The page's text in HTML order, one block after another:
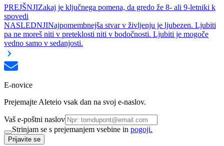
PREJŠNJIZakaj je ključnega pomena, da gredo že 8- ali 9-letniki k
spovedi
NASLEDNJINajpomembnejša stvar v življenju je ljubezen. Ljubiti
pa ne moreš niti v preteklosti niti v bodočnosti. Ljubiti je mogoče
vedno samo v sedanjosti.
E-novice
Prejemajte Aleteio vsak dan na svoj e-naslov.
Vaš e-poštni naslov
Strinjam se s prejemanjem vsebine in pogoji.
Prijavite se